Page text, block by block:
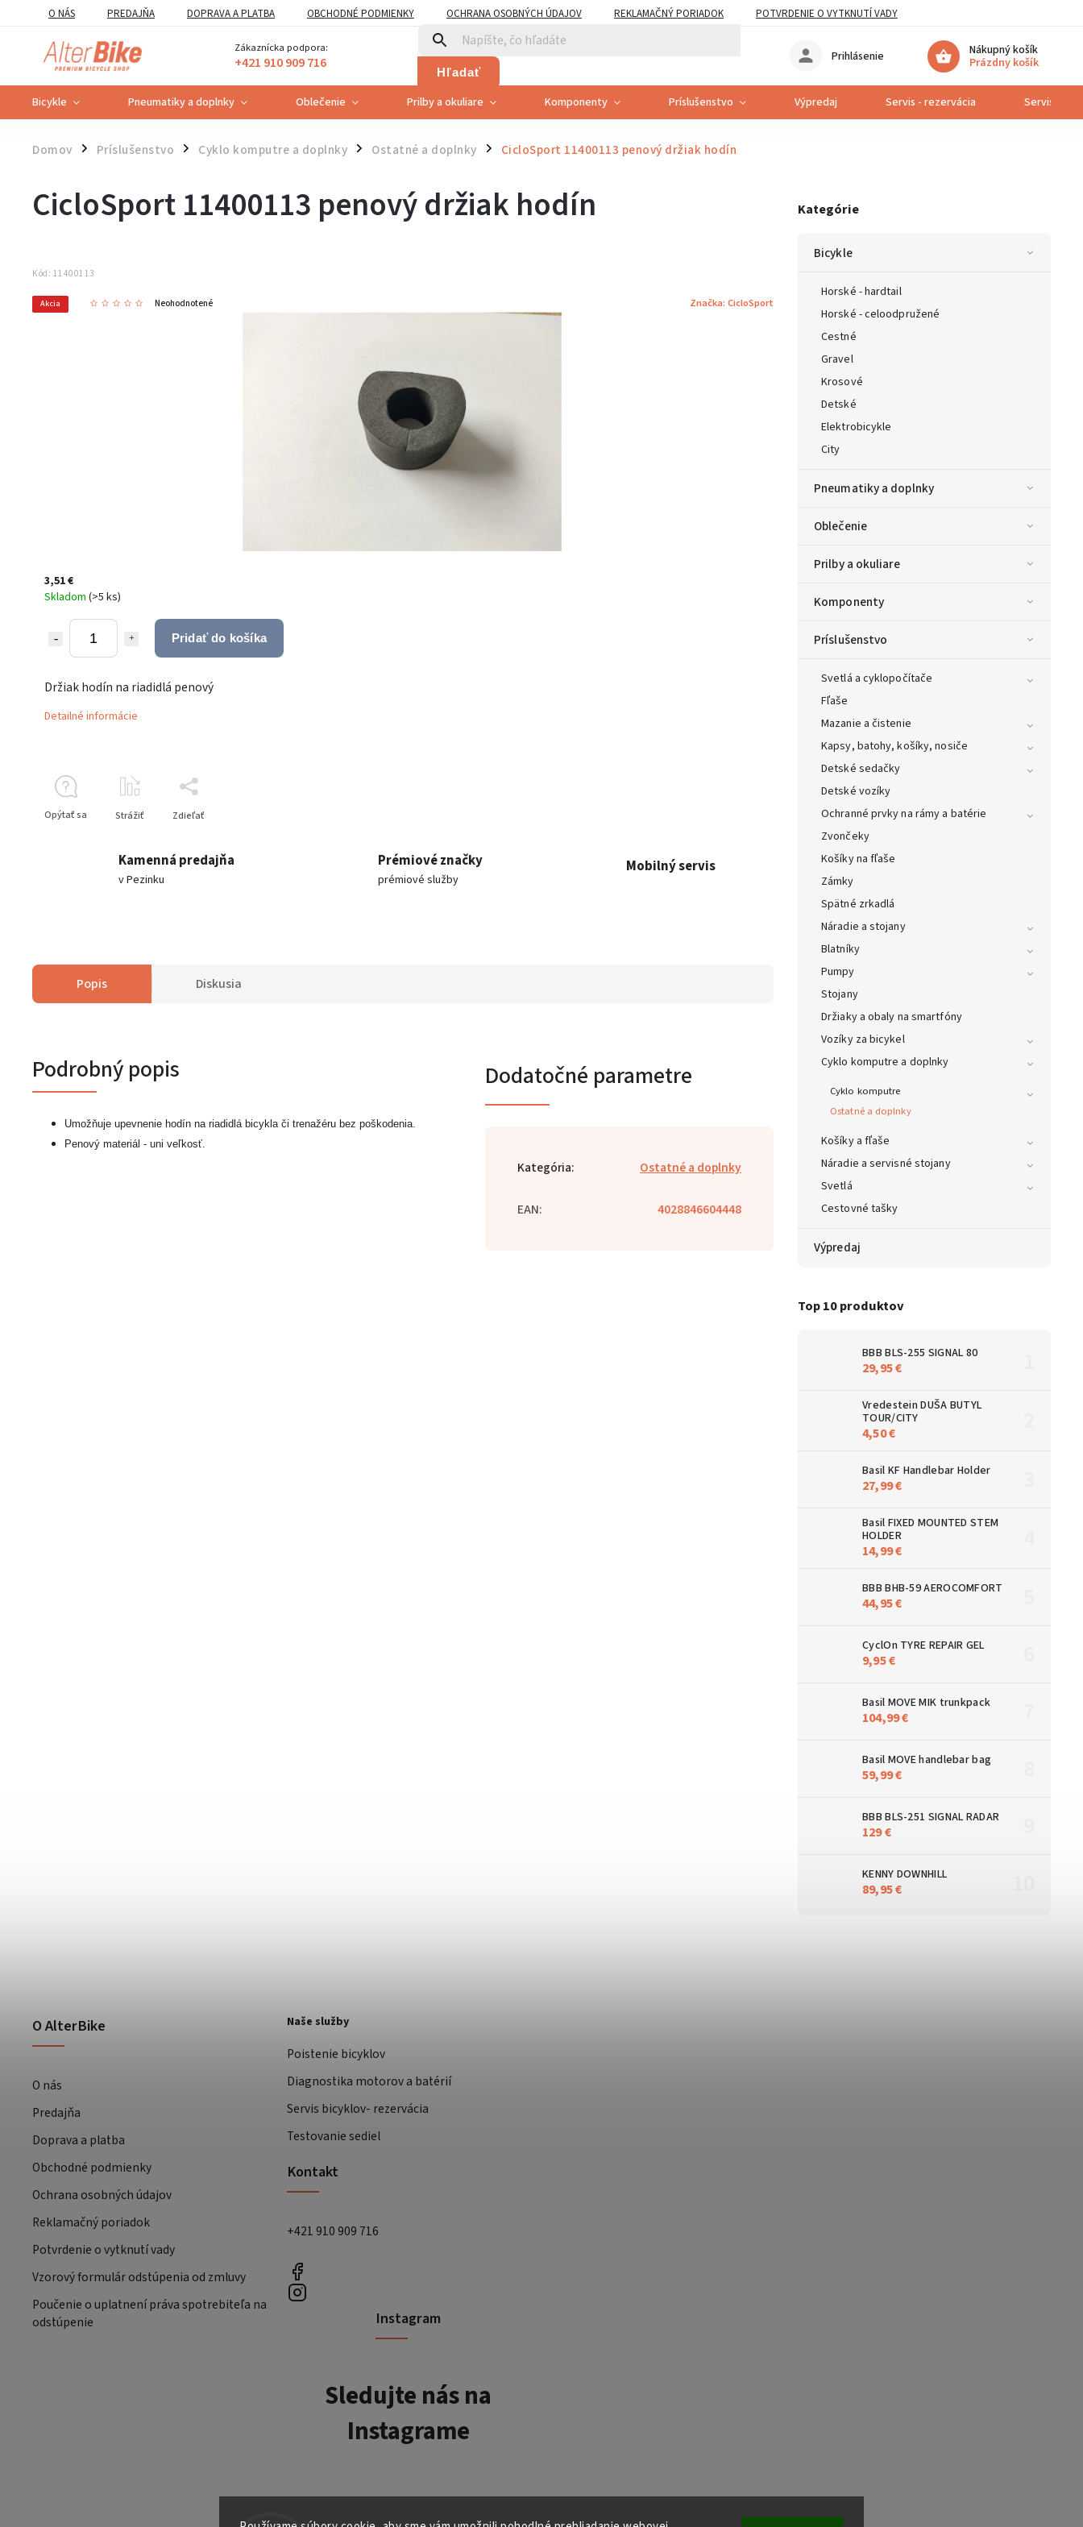
O NÁS PREDAJŇA DOPRAVA A PLATBA OBCHODNÉ PODMIENKY OCHRANA OSOBNÝCH ÚDAJOV REKLAMAČNÝ PORIADOK
POTVRDENIE O VYTKNUTÍ VADY
POUČENIE O UPLATNENÍ PRÁVA SPOTREBITEĽA NA ODSTÚPENIE
Zákaznícka podpora:
+421 910 909 716 Hľadať
Nákupný košík
Prázdny košík
Prihlásenie
Bicykle Pneumatiky a doplnky Oblečenie Prilby a okuliare Komponenty Príslušenstvo Výpredaj Servis - rezervácia Servis
Domov / Príslušenstvo / Cyklo komputre a doplnky / Ostatné a doplnky / CicloSport 11400113 penový držiak hodín
Kategórie
Bicykle
Horské - hardtail
Horské - celoodpružené
Cestné
Gravel
Krosové
Detské
Elektrobicykle
City
Pneumatiky a doplnky
Oblečenie
Prilby a okuliare
Komponenty
Príslušenstvo
Svetlá a cyklopočítače
Fľaše
Mazanie a čistenie
Kapsy, batohy, košíky, nosiče
Detské sedačky
Detské vozíky
Ochranné prvky na rámy a batérie
Zvončeky
Košíky na fľaše
Zámky
Spätné zrkadlá
Náradie a stojany
Blatníky
Pumpy
Stojany
Držiaky a obaly na smartfóny
Vozíky za bicykel
Cyklo komputre a doplnky
Cyklo komputre
Ostatné a doplnky
Košíky a fľaše
Náradie a servisné stojany
Svetlá
Cestovné tašky
Výpredaj
Top 10 produktov
BBB BLS-255 SIGNAL 80
29,95 €
Vredestein DUŠA BUTYL
TOUR/CITY
4,50 €
Basil KF Handlebar Holder
27,99 €
Basil FIXED MOUNTED STEM
HOLDER
14,99 €
BBB BHB-59 AEROCOMFORT
44,95 €
CyclOn TYRE REPAIR GEL
9,95 €
Basil MOVE MIK trunkpack
104,99 €
Basil MOVE handlebar bag
59,99 €
BBB BLS-251 SIGNAL RADAR
129 €
KENNY DOWNHILL
89,95 €
CicloSport 11400113 penový držiak hodín
Kód: 11400113
Akcia Neohodnotené Značka: CicloSport
3,51 €
Skladom (>5 ks)
Pridať do košíka
Držiak hodín na riadidlá penový
Detailné informácie
Opýtať sa Strážiť Zdieľať
Kamenná predajňa
v Pezinku
Prémiové značky
prémiové služby
Mobilný servis
Popis Diskusia
Podrobný popis
Umožňuje upevnenie hodín na riadidlá bicykla či trenažéru bez poškodenia.
Penový materiál - uni veľkosť.
Dodatočné parametre
Kategória: Ostatné a doplnky
EAN: 4028846604448
O AlterBike
O nás
Predajňa
Doprava a platba
Obchodné podmienky
Ochrana osobných údajov
Reklamačný poriadok
Potvrdenie o vytknutí vady
Vzorový formulár odstúpenia od zmluvy
Poučenie o uplatnení práva spotrebiteľa na
odstúpenie
Naše služby
Poistenie bicyklov
Diagnostika motorov a batérií
Servis bicyklov- rezervácia
Testovanie sediel
Kontakt
+421 910 909 716
Instagram
Sledujte nás na
Instagrame